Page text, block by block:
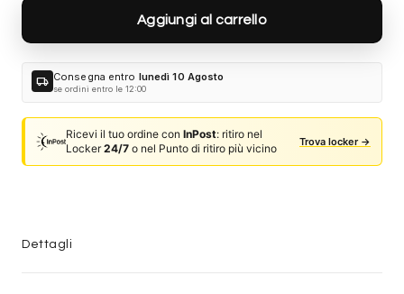
Aggiungi al carrello
local_shipping Consegna entro lunedì 10 Agosto
se ordini entro le 12:00
Ricevi il tuo ordine conInPost: ritiro nel
Locker24/7 o nel Punto di ritiro più vicino
Trova locker →
Dettagli